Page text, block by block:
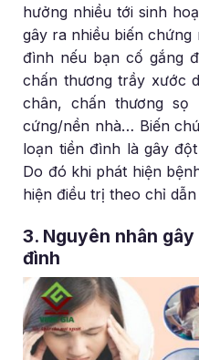
hưởng nhiều tới sinh
gây ra nhiều biến chứng
đình nếu bạn cố gắng
chấn thương trầy xước
chân, chấn thương
cứng/nền nhà… Biến
loạn tiền đình là gây
Do đó khi phát hiện
hiện điều trị theo chỉ
3. Nguyên nhân
đình